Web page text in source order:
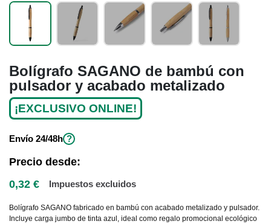
Bolígrafo SAGANO de bambú con
pulsador y acabado metalizado
¡EXCLUSIVO ONLINE!
Envío 24/48h ?
Precio desde:
0,32 €
Impuestos excluidos
Bolígrafo SAGANO fabricado en bambú con acabado metalizado y pulsador.
Incluye carga jumbo de tinta azul, ideal como regalo promocional ecológico